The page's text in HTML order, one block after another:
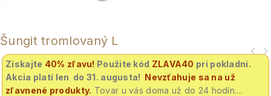
Šungit tromlovaný L
Získajte 40% zľavu! Použite kód ZLAVA40 pri pokladni.
Akcia platí len do 31. augusta! Nevzťahuje sa na už
zľavnené produkty. Tovar u vás doma už do 24 hodín....